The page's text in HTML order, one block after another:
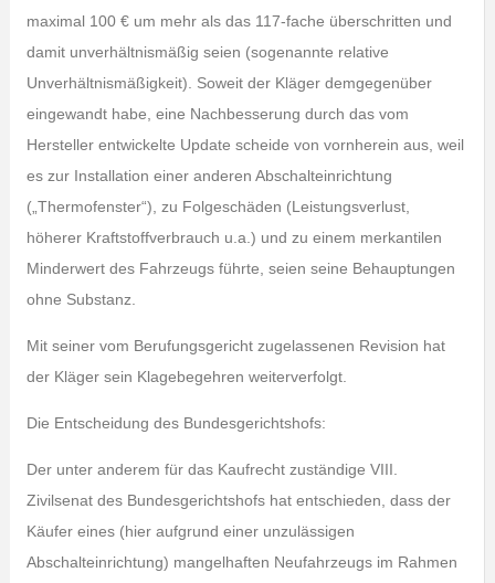
maximal 100 € um mehr als das 117-fache überschritten und
damit unverhältnismäßig seien (sogenannte relative
Unverhältnismäßigkeit). Soweit der Kläger demgegenüber
eingewandt habe, eine Nachbesserung durch das vom
Hersteller entwickelte Update scheide von vornherein aus, weil
es zur Installation einer anderen Abschalteinrichtung
(„Thermofenster“), zu Folgeschäden (Leistungsverlust,
höherer Kraftstoffverbrauch u.a.) und zu einem merkantilen
Minderwert des Fahrzeugs führte, seien seine Behauptungen
ohne Substanz.
Mit seiner vom Berufungsgericht zugelassenen Revision hat
der Kläger sein Klagebegehren weiterverfolgt.
Die Entscheidung des Bundesgerichtshofs:
Der unter anderem für das Kaufrecht zuständige VIII.
Zivilsenat des Bundesgerichtshofs hat entschieden, dass der
Käufer eines (hier aufgrund einer unzulässigen
Abschalteinrichtung) mangelhaften Neufahrzeugs im Rahmen